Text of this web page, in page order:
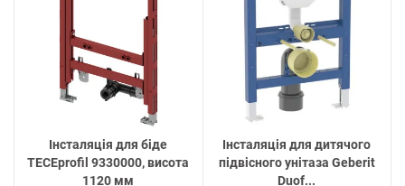
Інсталяція для біде
TECEprofil 9330000, висота
1120 мм
Інсталяція для дитячого
підвісного унітаза Geberit
Duof...